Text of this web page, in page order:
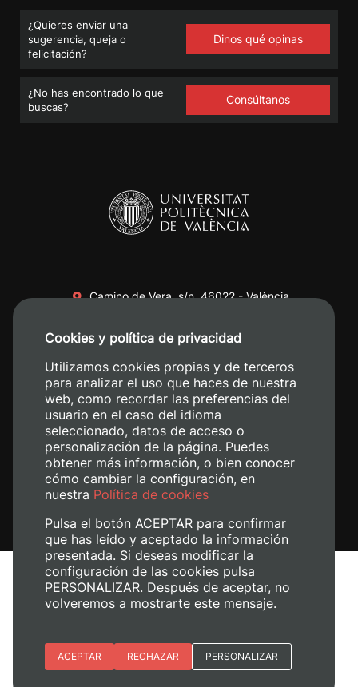
¿Quieres enviar una
sugerencia, queja o
felicitación?
Dinos qué opinas
¿No has encontrado lo que
buscas?
Consúltanos
Camino de Vera, s/n. 46022 - València
+34 620 04 00 50
Aviso legal
Política de cookies
Gestionar cookies
Cookies y política de privacidad
Utilizamos cookies propias y de terceros
para analizar el uso que haces de nuestra
web, como recordar las preferencias del
usuario en el caso del idioma
seleccionado, datos de acceso o
personalización de la página. Puedes
obtener más información, o bien conocer
cómo cambiar la configuración, en
nuestra Política de cookies
Pulsa el botón ACEPTAR para confirmar
que has leído y aceptado la información
presentada. Si deseas modificar la
configuración de las cookies pulsa
PERSONALIZAR. Después de aceptar, no
volveremos a mostrarte este mensaje.
Esenciales
ACEPTAR RECHAZAR PERSONALIZAR